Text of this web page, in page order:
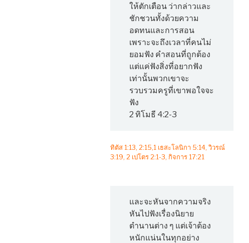
ให้ตักเตือน ว่ากล่าวและ
ชักชวนทั้งด้วยความ
อดทนและการสอน
เพราะจะถึงเวลาที่คนไม่
ยอมฟัง คำสอนที่ถูกต้อง
แต่แค่ฟังสิ่งที่อยากฟัง
เท่านั้นพวกเขาจะ
รวบรวมครูที่เขาพอใจจะ
ฟัง
2 ทิโมธี 4:2-3
ทิตัส 1:13, 2:15,1 เธสะโลนิกา 5:14, วิวรณ์
3:19, 2 เปโตร 2:1-3, กิจการ 17:21
และจะหันจากความจริง
หันไปฟังเรื่องนิยาย
ตำนานต่าง ๆ แต่เจ้าต้อง
หนักแน่นในทุกอย่าง